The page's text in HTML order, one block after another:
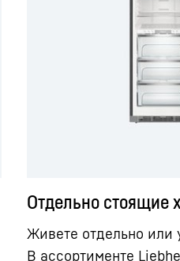
Отдельно стоящие
Живете отдельно или
В ассортименте